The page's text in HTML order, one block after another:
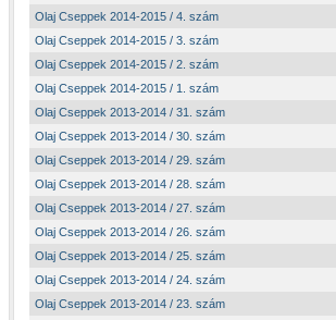
Olaj Cseppek 2014-2015 / 4. szám
Olaj Cseppek 2014-2015 / 3. szám
Olaj Cseppek 2014-2015 / 2. szám
Olaj Cseppek 2014-2015 / 1. szám
Olaj Cseppek 2013-2014 / 31. szám
Olaj Cseppek 2013-2014 / 30. szám
Olaj Cseppek 2013-2014 / 29. szám
Olaj Cseppek 2013-2014 / 28. szám
Olaj Cseppek 2013-2014 / 27. szám
Olaj Cseppek 2013-2014 / 26. szám
Olaj Cseppek 2013-2014 / 25. szám
Olaj Cseppek 2013-2014 / 24. szám
Olaj Cseppek 2013-2014 / 23. szám